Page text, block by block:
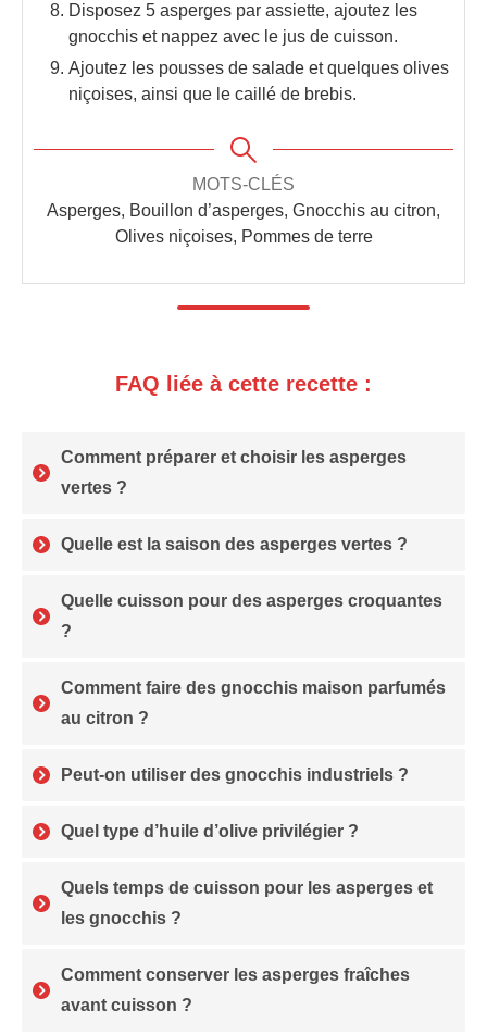
Disposez 5 asperges par assiette, ajoutez les
gnocchis et nappez avec le jus de cuisson.
Ajoutez les pousses de salade et quelques olives
niçoises, ainsi que le caillé de brebis.
MOTS-CLÉS
Asperges, Bouillon d’asperges, Gnocchis au citron,
Olives niçoises, Pommes de terre
FAQ liée à cette recette :
Comment préparer et choisir les asperges
vertes ?
Quelle est la saison des asperges vertes ?
Quelle cuisson pour des asperges croquantes
?
Comment faire des gnocchis maison parfumés
au citron ?
Peut-on utiliser des gnocchis industriels ?
Quel type d’huile d’olive privilégier ?
Quels temps de cuisson pour les asperges et
les gnocchis ?
Comment conserver les asperges fraîches
avant cuisson ?